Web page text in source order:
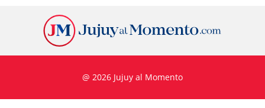
@ 2026 Jujuy al Momento